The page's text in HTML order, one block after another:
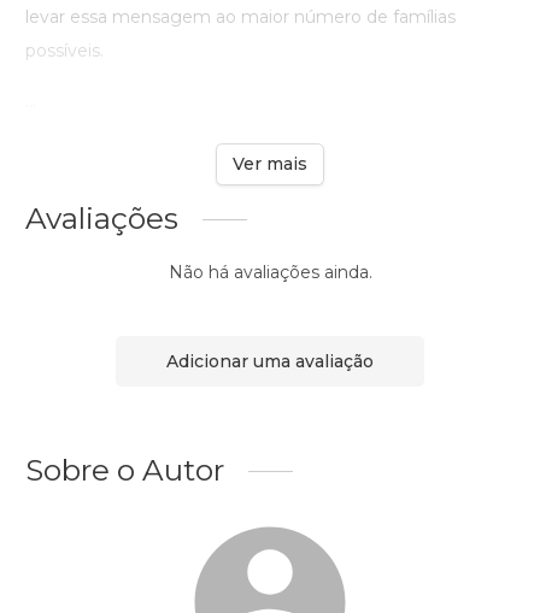
levar essa mensagem ao maior número de famílias
possíveis.
Ver mais
Avaliações
Não há avaliações ainda.
Adicionar uma avaliação
Sobre o Autor